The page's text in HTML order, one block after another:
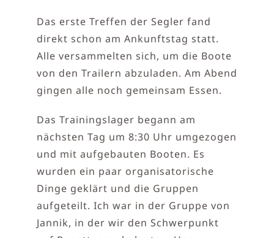
Das erste Treffen der Segler fand
direkt schon am Ankunftstag statt.
Alle versammelten sich, um die Boote
von den Trailern abzuladen. Am Abend
gingen alle noch gemeinsam Essen.
Das Trainingslager begann am
nächsten Tag um 8:30 Uhr umgezogen
und mit aufgebauten Booten. Es
wurden ein paar organisatorische
Dinge geklärt und die Gruppen
aufgeteilt. Ich war in der Gruppe von
Jannik, in der wir den Schwerpunkt